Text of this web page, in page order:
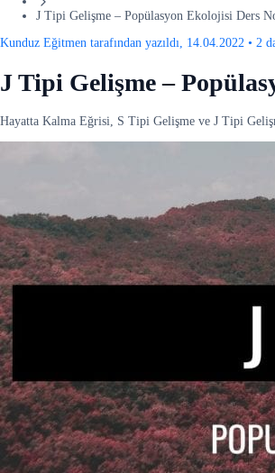
J Tipi Gelişme – Popülasyon Ekolojisi Ders
Kunduz Eğitmen tarafından yazıldı, 14.04.2022 • 2
J Tipi Gelişme –
Hayatta Kalma Eğrisi, S Tipi Gelişme ve J Tipi